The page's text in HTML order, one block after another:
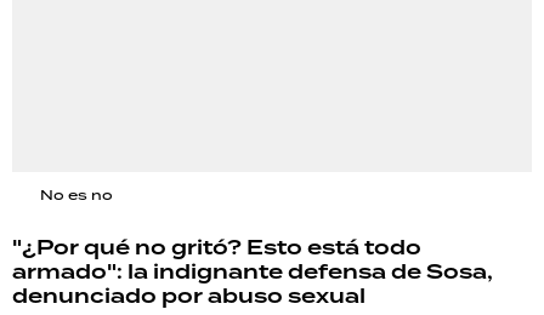
No es no
"¿Por qué no gritó? Esto está todo
armado": la indignante defensa de Sosa,
denunciado por abuso sexual